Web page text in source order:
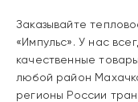
Заказывайте
«Импульс». У нас
качественные
любой район
регионы России